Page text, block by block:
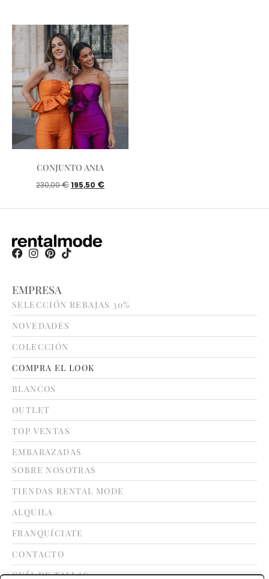
CONJUNTO ANIA
230,00€195,50 €
EMPRESA
SELECCIÓN REBAJAS 30%
NOVEDADES
COLECCIÓN
COMPRA EL LOOK
BLANCOS
OUTLET
TOP VENTAS
EMBARAZADAS
SOBRE NOSOTRAS
TIENDAS RENTAL MODE
ALQUILA
FRANQUÍCIATE
CONTACTO
GUÍA DE TALLAS